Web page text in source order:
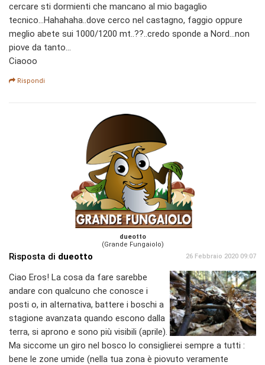
cercare sti dormienti che mancano al mio bagaglio
tecnico...Hahahaha..dove cerco nel castagno, faggio oppure
meglio abete sui 1000/1200 mt..??..credo sponde a Nord...non
piove da tanto...
Ciaooo
Rispondi
dueotto
(Grande Fungaiolo)
Risposta di dueotto 26 Febbraio 2020 09:07
Ciao Eros! La cosa da fare sarebbe
andare con qualcuno che conosce i
posti o, in alternativa, battere i boschi a
stagione avanzata quando escono dalla
terra, si aprono e sono più visibili (aprile).
Ma siccome un giro nel bosco lo consiglierei sempre a tutti :
bene le zone umide (nella tua zona è piovuto veramente